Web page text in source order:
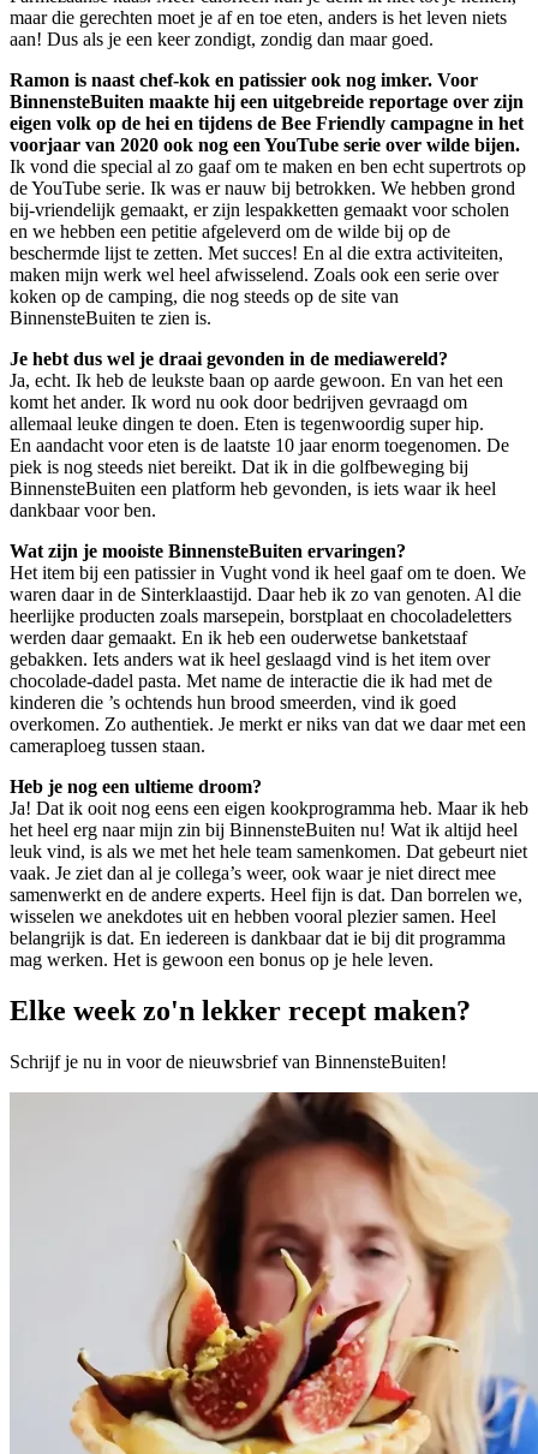
maar die gerechten moet je af en toe eten, anders is het leven niets
aan! Dus als je een keer zondigt, zondig dan maar goed.
Ramon is naast chef-kok en patissier ook nog imker. Voor
BinnensteBuiten maakte hij een uitgebreide reportage over zijn
eigen volk op de hei en tijdens de Bee Friendly campagne in het
voorjaar van 2020 ook nog een YouTube serie over wilde bijen.
Ik vond die special al zo gaaf om te maken en ben echt supertrots op
de YouTube serie. Ik was er nauw bij betrokken. We hebben grond
bij-vriendelijk gemaakt, er zijn lespakketten gemaakt voor scholen
en we hebben een petitie afgeleverd om de wilde bij op de
beschermde lijst te zetten. Met succes! En al die extra activiteiten,
maken mijn werk wel heel afwisselend. Zoals ook een serie over
koken op de camping, die nog steeds op de site van
BinnensteBuiten te zien is.
Je hebt dus wel je draai gevonden in de mediawereld?
Ja, echt. Ik heb de leukste baan op aarde gewoon. En van het een
komt het ander. Ik word nu ook door bedrijven gevraagd om
allemaal leuke dingen te doen. Eten is tegenwoordig super hip.
En aandacht voor eten is de laatste 10 jaar enorm toegenomen. De
piek is nog steeds niet bereikt. Dat ik in die golfbeweging bij
BinnensteBuiten een platform heb gevonden, is iets waar ik heel
dankbaar voor ben.
Wat zijn je mooiste BinnensteBuiten ervaringen?
Het item bij een patissier in Vught vond ik heel gaaf om te doen. We
waren daar in de Sinterklaastijd. Daar heb ik zo van genoten. Al die
heerlijke producten zoals marsepein, borstplaat en chocoladeletters
werden daar gemaakt. En ik heb een ouderwetse banketstaaf
gebakken. Iets anders wat ik heel geslaagd vind is het item over
chocolade-dadel pasta. Met name de interactie die ik had met de
kinderen die ’s ochtends hun brood smeerden, vind ik goed
overkomen. Zo authentiek. Je merkt er niks van dat we daar met een
cameraploeg tussen staan.
Heb je nog een ultieme droom?
Ja! Dat ik ooit nog eens een eigen kookprogramma heb. Maar ik heb
het heel erg naar mijn zin bij BinnensteBuiten nu! Wat ik altijd heel
leuk vind, is als we met het hele team samenkomen. Dat gebeurt niet
vaak. Je ziet dan al je collega’s weer, ook waar je niet direct mee
samenwerkt en de andere experts. Heel fijn is dat. Dan borrelen we,
wisselen we anekdotes uit en hebben vooral plezier samen. Heel
belangrijk is dat. En iedereen is dankbaar dat ie bij dit programma
mag werken. Het is gewoon een bonus op je hele leven.
Elke week zo'n lekker recept maken?
Schrijf je nu in voor de nieuwsbrief van BinnensteBuiten!